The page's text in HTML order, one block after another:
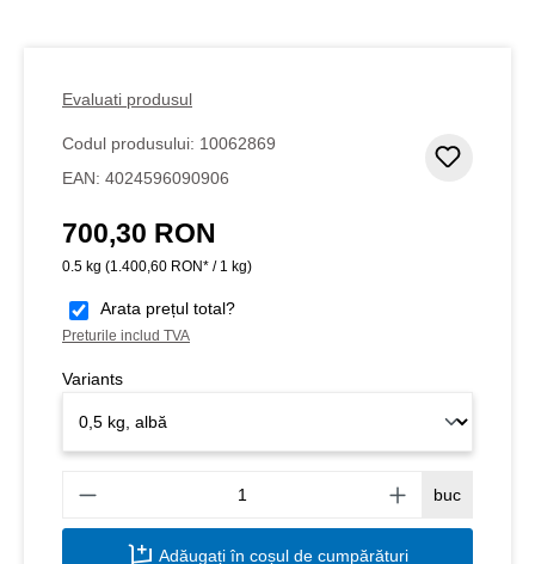
Evaluati produsul
Codul produsului: 10062869
EAN: 4024596090906
Preț obișnuit:
700,30 RON
0.5 kg (1.400,60 RON* / 1 kg)
Arata prețul total?
Preturile includ TVA
Variants
buc
Adăugați în coșul de cumpărături